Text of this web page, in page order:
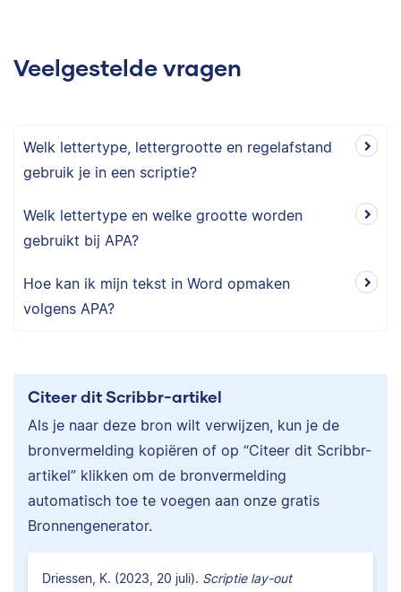
Veelgestelde vragen
Welk lettertype, lettergrootte en regelafstand
gebruik je in een scriptie?
Welk lettertype en welke grootte worden
gebruikt bij APA?
Hoe kan ik mijn tekst in Word opmaken
volgens APA?
Citeer dit Scribbr-artikel
Als je naar deze bron wilt verwijzen, kun je de
bronvermelding kopiëren of op “Citeer dit Scribbr-
artikel” klikken om de bronvermelding
automatisch toe te voegen aan onze gratis
Bronnengenerator.
Driessen, K. (2023, 20 juli). Scriptie lay-out